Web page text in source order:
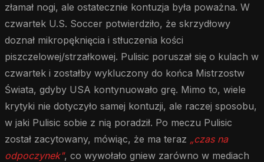
złamał nogi, ale ostatecznie kontuzja była poważna. W
czwartek U.S. Soccer potwierdziło, że skrzydłowy
doznał mikropęknięcia i stłuczenia kości
piszczelowej/strzałkowej. Pulisic poruszał się o kulach w
czwartek i zostałby wykluczony do końca Mistrzostw
Świata, gdyby USA kontynuowało grę. Mimo to, wiele
krytyki nie dotyczyło samej kontuzji, ale raczej sposobu,
w jaki Pulisic sobie z nią poradził. Po meczu Pulisic
został zacytowany, mówiąc, że ma teraz „czas na
odpoczynek", co wywołało gniew zarówno w mediach